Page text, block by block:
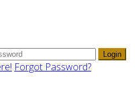
Login
Forgot Password?